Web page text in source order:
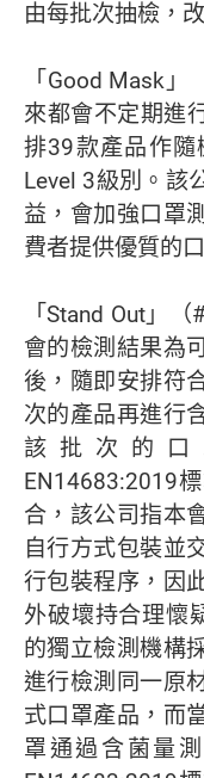
由每批次抽檢，
「Good Mask
來都會不定期進
排39款產品作
Level 3級別。該
益，會加強口罩
費者提供優質的
「Stand Out」
會的檢測結果為
後，隨即安排符
次的產品再進行
該批次的口
EN14683:2019
合，該公司指本
自行方式包裝並
行包裝程序，因
外破壞持合理懷
的獨立檢測機構
進行檢測同一原
式口罩產品，而
罩通過含菌量